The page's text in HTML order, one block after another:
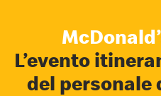
L’evento
del personale